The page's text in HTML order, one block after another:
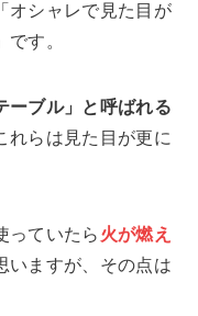
オシャレで見た目が
です。
ーブル」と呼ばれる
れらは見た目が更に
っていたら 火が燃え
いますが、その点は